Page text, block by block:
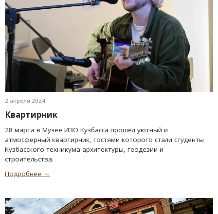
2 апреля 2024
Квартирник
28 марта в Музее ИЗО Кузбасса прошел уютный и
атмосферный квартирник, гостями которого стали студенты
Кузбасского техникума архитектуры, геодезии и
строительства.
Подробнее →